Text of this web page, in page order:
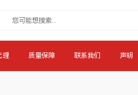
理 质量保障 联系我们 声明